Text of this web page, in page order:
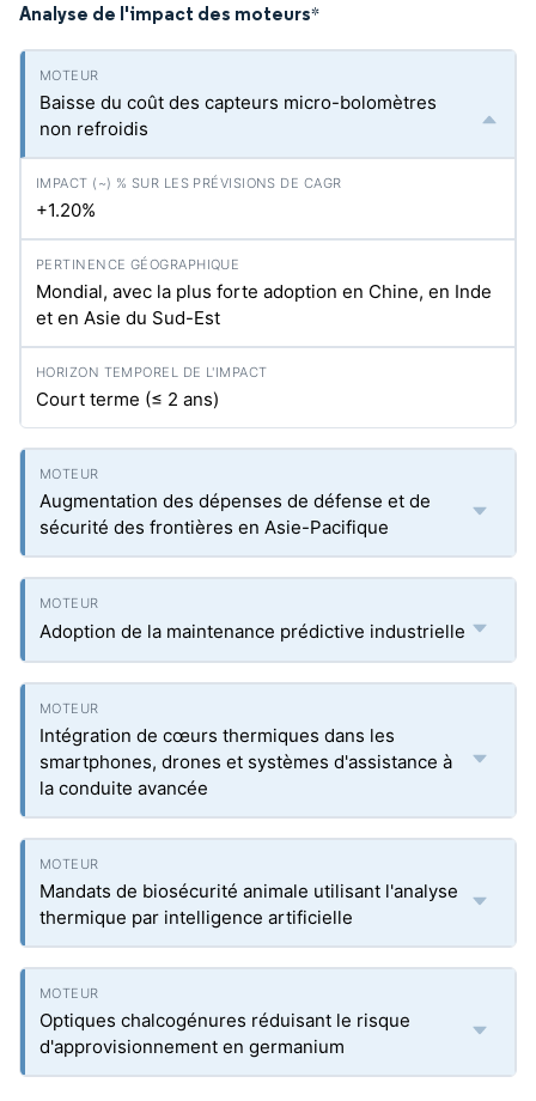
Analyse de l'impact des moteurs*
Baisse du coût des capteurs micro-bolomètres
non refroidis
+1.20%
Mondial, avec la plus forte adoption en Chine, en Inde
et en Asie du Sud-Est
Court terme (≤ 2 ans)
Augmentation des dépenses de défense et de
sécurité des frontières en Asie-Pacifique
Adoption de la maintenance prédictive industrielle
Intégration de cœurs thermiques dans les
smartphones, drones et systèmes d'assistance à
la conduite avancée
Mandats de biosécurité animale utilisant l'analyse
thermique par intelligence artificielle
Optiques chalcogénures réduisant le risque
d'approvisionnement en germanium